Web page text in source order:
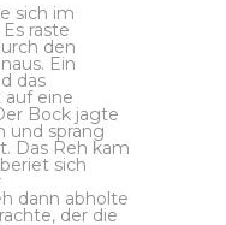
sich im
raste
den
Ein
das
eine
Bock jagte
und sprang
Das Reh kam
sich
dann abholte
der die